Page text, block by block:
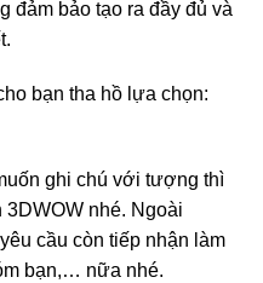
đảm bảo tạo ra đầy đủ và
bạn tha hồ lựa chọn:
ghi chú với tượng thì
3DWOW nhé. Ngoài
cầu còn tiếp nhận làm
bạn,… nữa nhé.